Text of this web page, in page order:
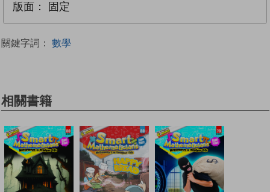
版面： 固定
關鍵字詞： 數學
相關書籍